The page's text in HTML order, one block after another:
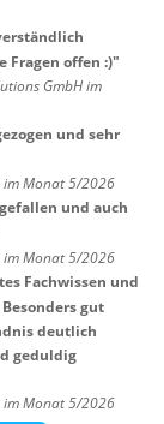
offen :)"
GmbH im
und sehr
im Monat 5/2026
und auch
im Monat 5/2026
Fachwissen und
gut
deutlich
geduldig
im Monat 5/2026